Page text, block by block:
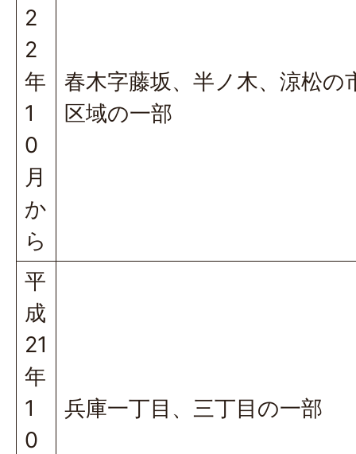
2
2
年
1
0
月
か
ら
春木字藤坂、半ノ木、涼松の
区域の一部
平
成
21
年
1
0
兵庫一丁目、三丁目の一部